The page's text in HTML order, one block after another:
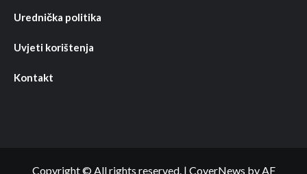
Urednička politika
Uvjeti korištenja
Kontakt
Copyright © All rights reserved. | CoverNews by AF